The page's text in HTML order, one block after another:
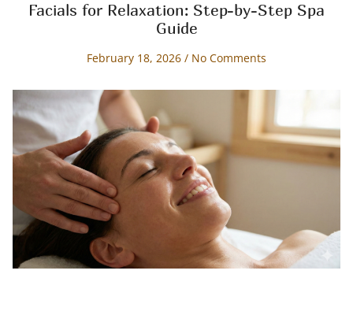
Facials for Relaxation: Step-by-Step Spa
Guide
February 18, 2026 No Comments